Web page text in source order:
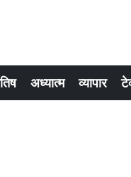
अध्यात्म व्यापार